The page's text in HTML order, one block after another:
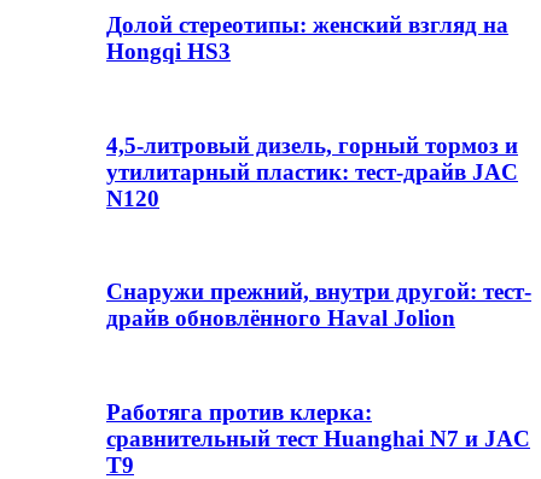
Долой стереотипы: женский взгляд на
Hongqi HS3
4,5-литровый дизель, горный тормоз и
утилитарный пластик: тест-драйв JAC
N120
Снаружи прежний, внутри другой: тест-
драйв обновлённого Haval Jolion
Работяга против клерка:
сравнительный тест Huanghai N7 и JAC
T9